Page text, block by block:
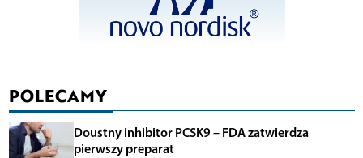
POLECAMY
Doustny inhibitor PCSK9 – FDA zatwierdza
pierwszy preparat